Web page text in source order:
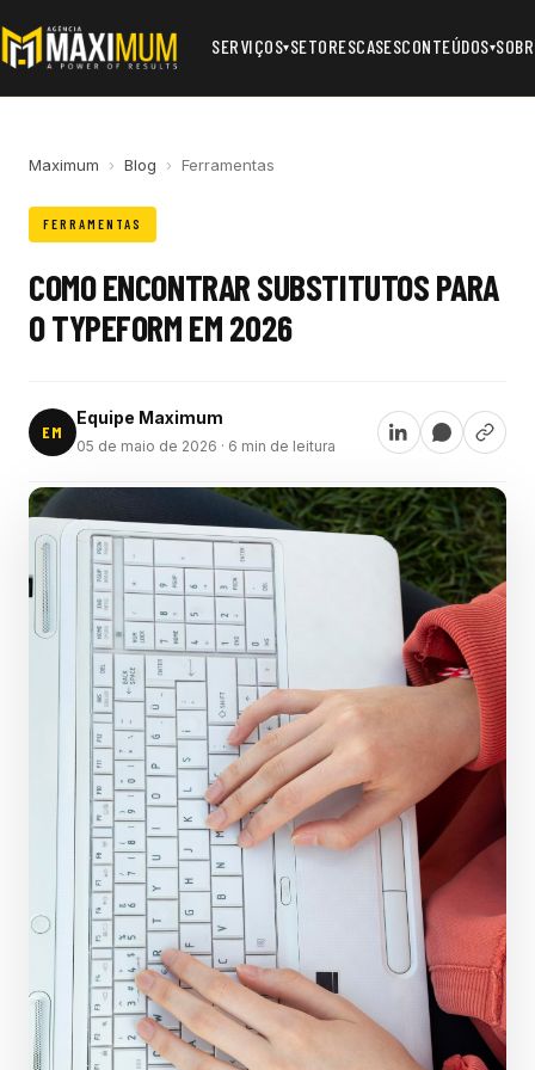
SERVIÇOS▾SETORESCASESCONTEÚDOS▾
Maximum › Blog › Ferramentas
FERRAMENTAS
COMO ENCONTRAR SUBSTITUTOS PARA
O TYPEFORM EM 2026
EM
Equipe Maximum
05 de maio de 2026 · 6 min de leitura